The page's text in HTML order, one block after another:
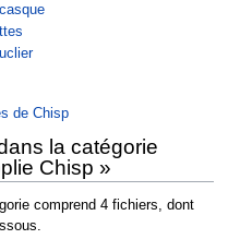
de Chisp
la catégorie
Chisp »
comprend 4 fichiers, dont